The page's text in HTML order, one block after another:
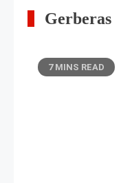
Gerberas
7 MINS READ